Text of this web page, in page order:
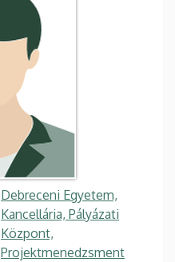
Debreceni Egyetem,
Kancellária, Pályázati
Központ,
Projektmenedzsment